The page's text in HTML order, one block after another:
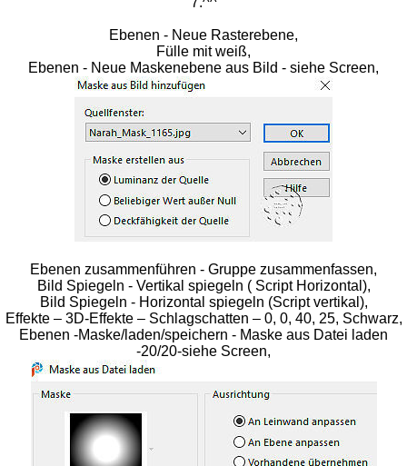
Ebenen - Neue Rasterebene,
Fülle mit weiß,
Ebenen - Neue Maskenebene aus Bild - siehe Screen,
Ebenen zusammenführen - Gruppe zusammenfassen,
Bild Spiegeln - Vertikal spiegeln ( Script Horizontal),
Bild Spiegeln - Horizontal spiegeln (Script vertikal),
Effekte – 3D-Effekte – Schlagschatten – 0, 0, 40, 25, Schwarz,
Ebenen -Maske/laden/speichern - Maske aus Datei laden
-20/20-siehe Screen,